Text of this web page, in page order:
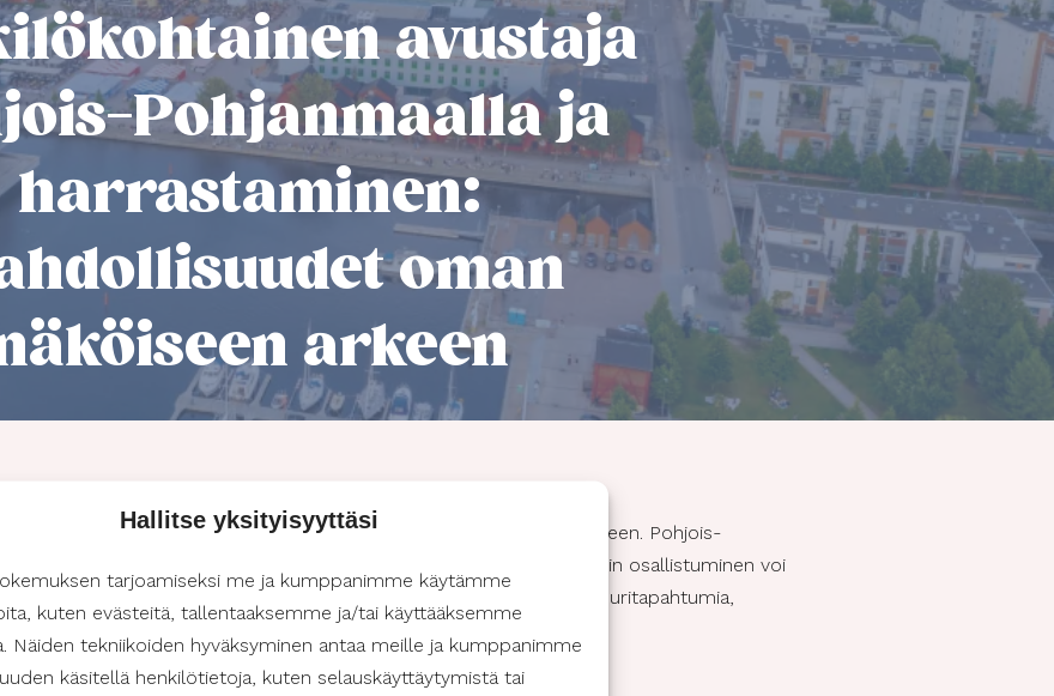
Hallitse yksityisyyttäsi
tarjoamiseksi me ja kumppanimme käytämme
kuten evästeitä, tallentaaksemme ja/tai käyttääksemme
Näiden tekniikoiden hyväksyminen antaa meille ja kumppanimme
käsitellä henkilötietoja, kuten selauskäyttäytymistä tai
avustaja
Pohjanmaalla ja
harrastaminen:
oman
arkeen
tärkeä osa tasapainoista elämää ja tuovat mielekästä sisältöä arkeen. Pohjois-
on runsaasti erilaisia harrastusmahdollisuuksia tarjolla. Harrastuksiin osallistuminen voi
arkeen. Alueella on tarjolla esimerkiksi erilaisia liikuntalajeja, kulttuuritapahtumia,
soveltuvat eri-ikäisille ja erilaisille mieltymyksille.